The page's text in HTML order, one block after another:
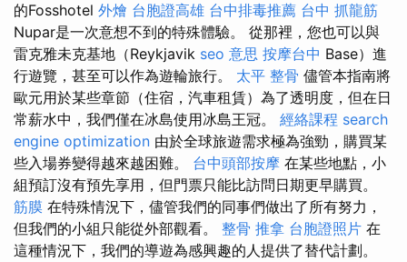
的Fosshotel 外燴 台胞證高雄 台中排毒推薦 台中 抓龍筋
Nupar是一次意想不到的特殊體驗。 從那裡，您也可以與
雷克雅未克基地（Reykjavik seo 意思 按摩台中 Base）進
行遊覽，甚至可以作為遊輪旅行。 太平 整骨 儘管本指南將
歐元用於某些章節（住宿，汽車租賃）為了透明度，但在日
常薪水中，我們僅在冰島使用冰島王冠。 經絡課程 search
engine optimization 由於全球旅遊需求極為強勁，購買某
些入場券變得越來越困難。 台中頭部按摩 在某些地點，小
組預訂沒有預先享用，但門票只能比訪問日期更早購買。
筋膜 在特殊情況下，儘管我們的同事們做出了所有努力，
但我們的小組只能從外部觀看。 整骨 推拿 台胞證照片 在
這種情況下，我們的導遊為感興趣的人提供了替代計劃。